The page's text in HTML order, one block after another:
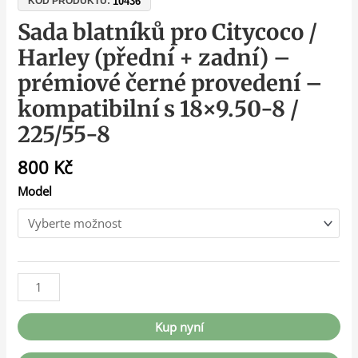
Sada blatníků pro Citycoco /
Harley (přední + zadní) –
prémiové černé provedení –
kompatibilní s 18×9.50-8 /
225/55-8
800 Kč
Model
Kup nyní